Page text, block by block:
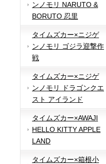
ンノモリ NARUTO &
BORUTO 忍里
タイムズカー×ニジゲ
ンノモリ ゴジラ迎撃作
戦
タイムズカー×ニジゲ
ンノモリ ドラゴンクエ
スト アイランド
タイムズカー×AWAJI
HELLO KITTY APPLE
LAND
タイムズカー×箱根小